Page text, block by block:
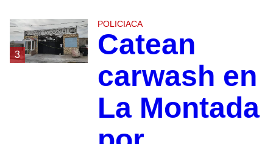
3
POLICIACA
Catean
carwash en
La Montada